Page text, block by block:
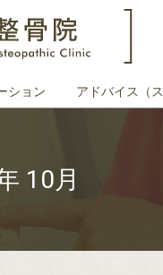
ション アドバイス（
10月